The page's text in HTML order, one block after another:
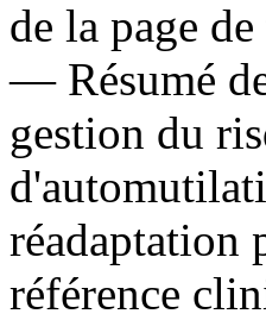
de la page
— Résumé
gestion du
réadaptation
référence